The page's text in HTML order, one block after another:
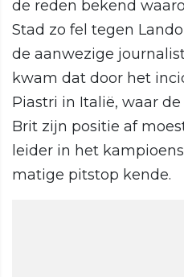
de reden bekend
Stad zo fel tegen
de aanwezige
kwam dat door het
Piastri in Italië, waar
Brit zijn positie af
leider in het
matige pitstop kende.